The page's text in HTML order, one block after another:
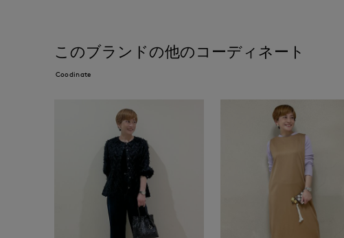
このブランドの他のコーディネート
Coodinate